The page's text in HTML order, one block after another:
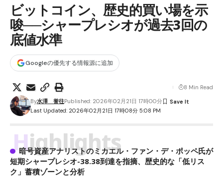
ビットコイン、歴史的買い場を示
唆──シャープレシオが過去3回の
底値水準
Googleの優先する情報源に追加
Last Updated: 2026年02月21日 17時08分 5:08 PM
By水澤 誉往Published: 2026年02月21日 17時00分
8 Min Read
Highlights
暗号資産アナリストのミカエル・ファン・デ・ポッペ氏が
短期シャープレシオ-38.38到達を指摘、歴史的な「低リス
ク」蓄積ゾーンと分析